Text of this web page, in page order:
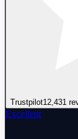
Trustpilot12,431
Excellent